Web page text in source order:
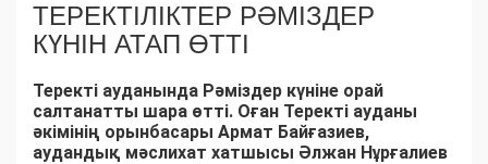
ТЕРЕКТІЛІКТЕР РӘМІЗДЕР
КҮНІН АТАП ӨТТІ
Теректі ауданында Рәміздер күніне орай
салтанатты шара өтті. Оған Теректі ауданы
әкімінің орынбасары Армат Байғазиев,
аудандық мәслихат хатшысы Әлжан Нұрғалиев